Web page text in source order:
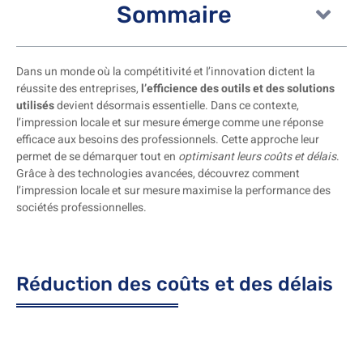
Sommaire
Dans un monde où la compétitivité et l’innovation dictent la
réussite des entreprises, l’efficience des outils et des solutions
utilisésdevient désormais essentielle. Dans ce contexte,
l’impression locale et sur mesure émerge comme une réponse
efficace aux besoins des professionnels. Cette approche leur
permet de se démarquer tout en optimisant leurs coûts et délais.
Grâce à des technologies avancées, découvrez comment
l’impression locale et sur mesure maximise la performance des
sociétés professionnelles.
Réduction des coûts et des délais